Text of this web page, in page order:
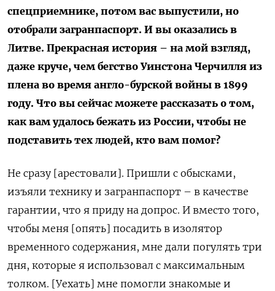
спецприемнике, потом вас выпустили, но
отобрали загранпаспорт. И вы оказались в
Литве. Прекрасная история – на мой взгляд,
даже круче, чем бегство Уинстона Черчилля из
плена во время англо-бурской войны в 1899
году. Что вы сейчас можете рассказать о том,
как вам удалось бежать из России, чтобы не
подставить тех людей, кто вам помог?
Не сразу [арестовали]. Пришли с обысками,
изъяли технику и загранпаспорт – в качестве
гарантии, что я приду на допрос. И вместо того,
чтобы меня [опять] посадить в изолятор
временного содержания, мне дали погулять три
дня, которые я использовал с максимальным
толком. [Уехать] мне помогли знакомые и